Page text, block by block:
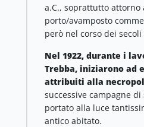
a.C., soprattutto
porto/avamposto
però nel corso dei
Nel 1922, durante i
Trebba, iniziarono ad
attribuiti alla
successive campagne
portato alla luce
antico abitato.